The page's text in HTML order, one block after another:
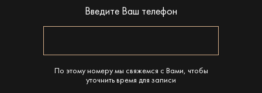
Введите Ваш телефон
По этому номеру мы свяжемся с Вами, чтобы
уточнить время для записи